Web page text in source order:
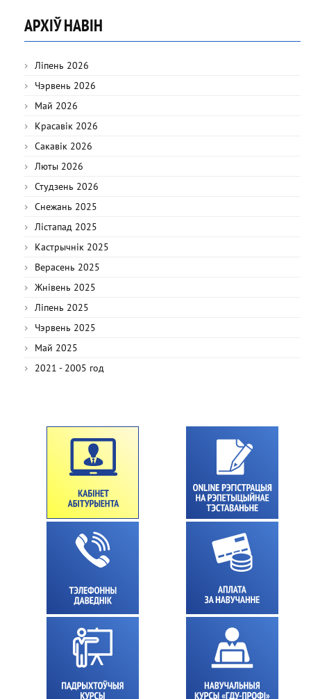
АРХІЎ НАВІН
Ліпень 2026
Чэрвень 2026
Май 2026
Красавік 2026
Сакавік 2026
Люты 2026
Студзень 2026
Снежань 2025
Лістапад 2025
Кастрычнік 2025
Верасень 2025
Жнівень 2025
Ліпень 2025
Чэрвень 2025
Май 2025
2021 - 2005 год